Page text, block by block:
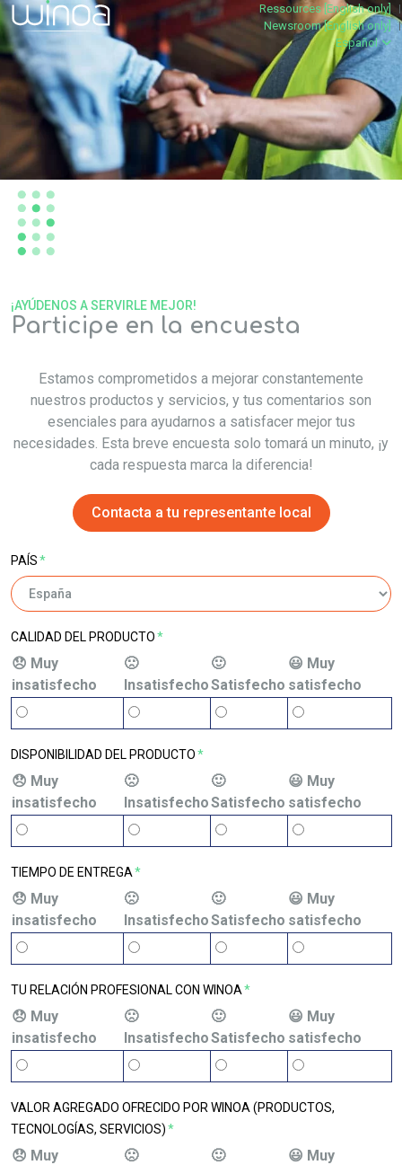
Ressources [English only]
Newsroom [English only]
Español
Participe en la encuesta
¡AYÚDENOS A SERVIRLE MEJOR!
Estamos comprometidos a mejorar constantemente
nuestros productos y servicios, y tus comentarios son
esenciales para ayudarnos a satisfacer mejor tus
necesidades. Esta breve encuesta solo tomará un minuto, ¡y
cada respuesta marca la diferencia!
Contacta a tu representante local
PAÍS*
CALIDAD DEL PRODUCTO*
😞 Muy
insatisfecho
🙁
Insatisfecho
🙂
Satisfecho
😃 Muy
satisfecho
DISPONIBILIDAD DEL PRODUCTO*
😞 Muy
insatisfecho
🙁
Insatisfecho
🙂
Satisfecho
😃 Muy
satisfecho
TIEMPO DE ENTREGA*
😞 Muy
insatisfecho
🙁
Insatisfecho
🙂
Satisfecho
😃 Muy
satisfecho
TU RELACIÓN PROFESIONAL CON WINOA*
😞 Muy
insatisfecho
🙁
Insatisfecho
🙂
Satisfecho
😃 Muy
satisfecho
VALOR AGREGADO OFRECIDO POR WINOA (PRODUCTOS,
TECNOLOGÍAS, SERVICIOS)*
😞 Muy
🙁
🙂
😃 Muy